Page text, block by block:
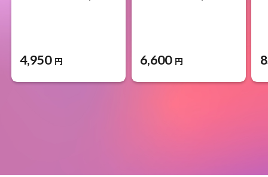
4,950 円 6,600 円